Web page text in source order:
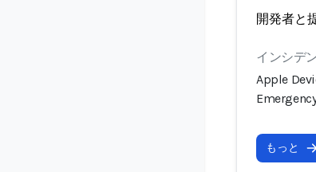
開発者と
インシデ
Apple
もっと